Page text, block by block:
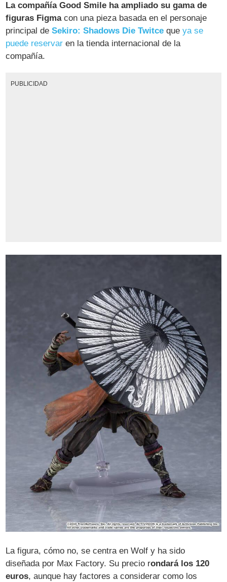
La compañía Good Smile ha ampliado su gama de
figuras Figmacon una pieza basada en el personaje
principal deSekiro: Shadows Die Twitce queya se
puede reservar en la tienda internacional de la
compañía.
PUBLICIDAD
La figura, cómo no, se centra en Wolf y ha sido
diseñada por Max Factory. Su precio rondará los 120
euros, aunque hay factores a considerar como los